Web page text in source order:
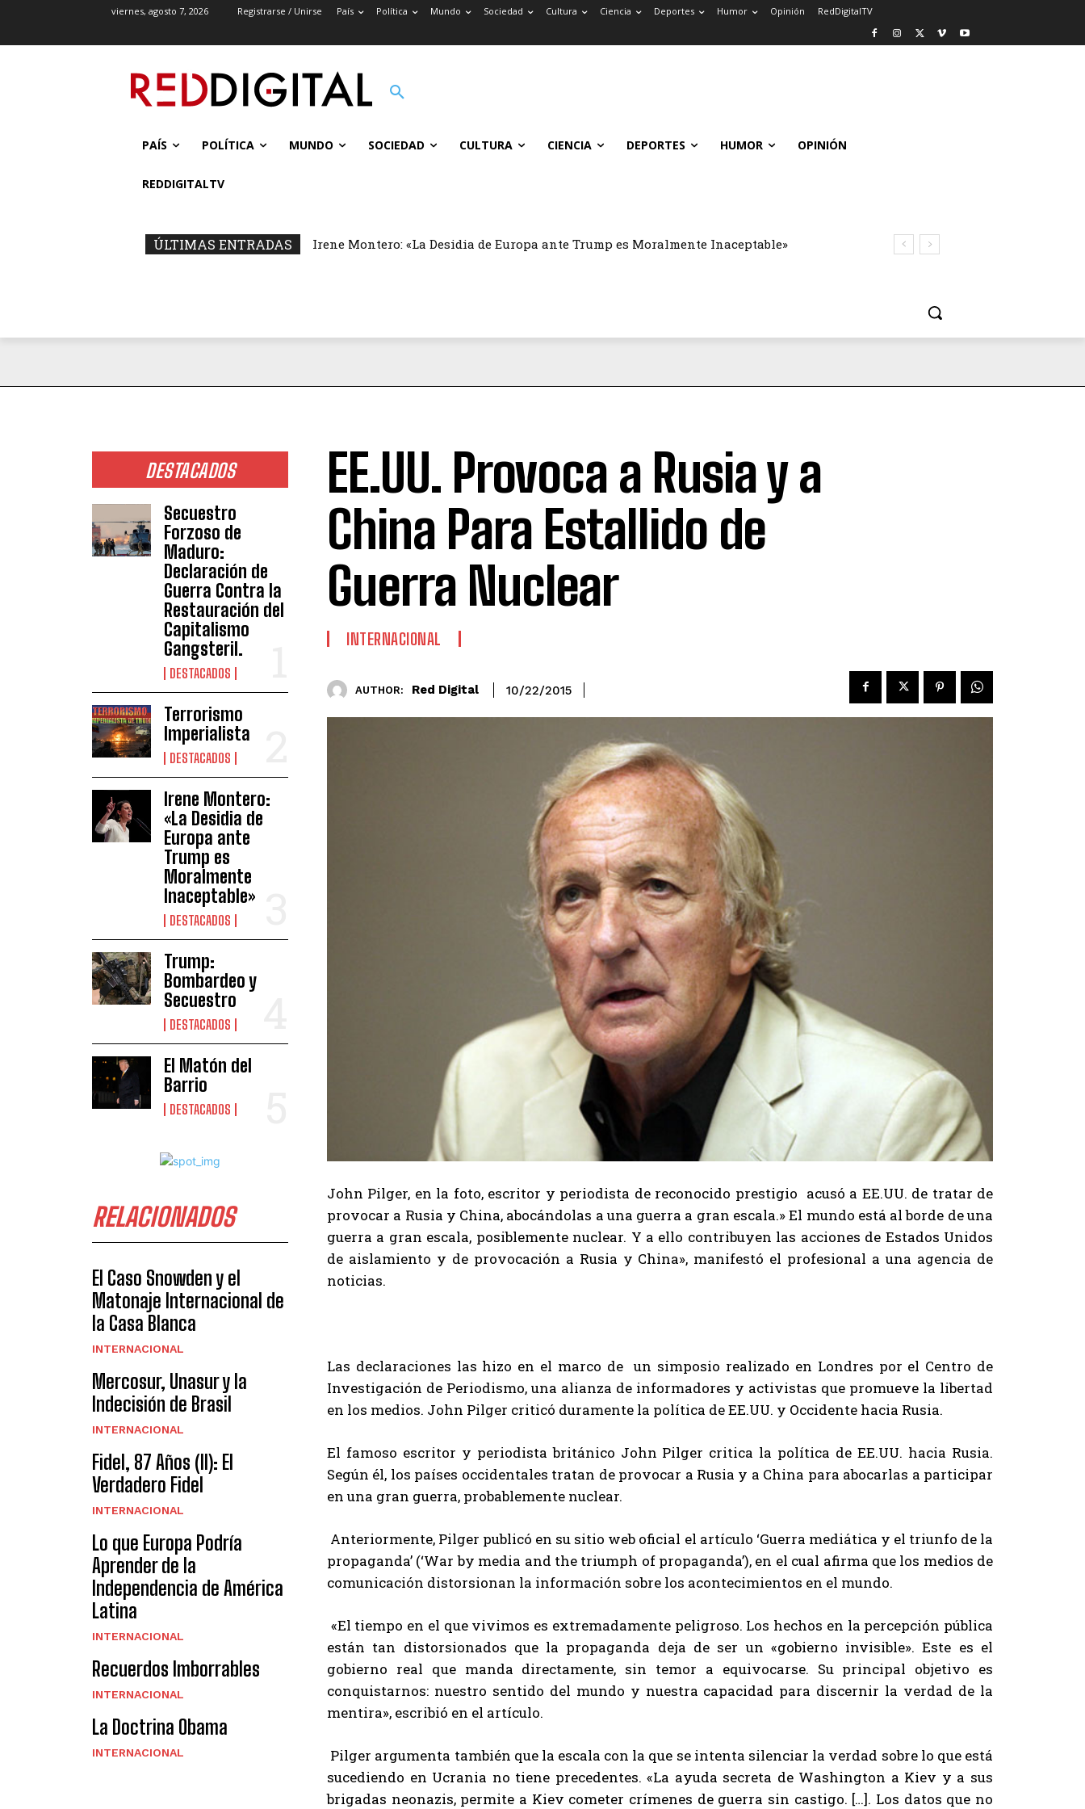
viernes, agosto 7, 2026 Registrarse / Unirse País Política Mundo Sociedad Cultura Ciencia Deportes Humor Opinión RedDigitalTV
PAÍS POLÍTICA MUNDO SOCIEDAD CULTURA CIENCIA DEPORTES HUMOR OPINIÓN
REDDIGITALTV
ÚLTIMAS ENTRADAS Irene Montero: «La Desidia de Europa ante Trump es Moralmente Inaceptable»
DESTACADOS
Secuestro
Forzoso de
Maduro:
Declaración de
Guerra Contra la
Restauración del
Capitalismo
Gangsteril.
DESTACADOS
Terrorismo
Imperialista
DESTACADOS
Irene Montero:
«La Desidia de
Europa ante
Trump es
Moralmente
Inaceptable»
DESTACADOS
Trump:
Bombardeo y
Secuestro
DESTACADOS
El Matón del
Barrio
DESTACADOS
RELACIONADOS
El Caso Snowden y el
Matonaje Internacional de
la Casa Blanca
INTERNACIONAL
Mercosur, Unasur y la
Indecisión de Brasil
INTERNACIONAL
Fidel, 87 Años (II): El
Verdadero Fidel
INTERNACIONAL
Lo que Europa Podría
Aprender de la
Independencia de América
Latina
INTERNACIONAL
Recuerdos Imborrables
INTERNACIONAL
La Doctrina Obama
INTERNACIONAL
EE.UU. Provoca a Rusia y a
China Para Estallido de
Guerra Nuclear
INTERNACIONAL
AUTHOR: Red Digital 10/22/2015
John Pilger, en la foto, escritor y periodista de reconocido prestigio acusó a EE.UU. de tratar de
provocar a Rusia y China, abocándolas a una guerra a gran escala.» El mundo está al borde de una
guerra a gran escala, posiblemente nuclear. Y a ello contribuyen las acciones de Estados Unidos
de aislamiento y de provocación a Rusia y China», manifestó el profesional a una agencia de
noticias.
Las declaraciones las hizo en el marco de un simposio realizado en Londres por el Centro de
Investigación de Periodismo, una alianza de informadores y activistas que promueve la libertad
en los medios. John Pilger criticó duramente la política de EE.UU. y Occidente hacia Rusia.
El famoso escritor y periodista británico John Pilger critica la política de EE.UU. hacia Rusia.
Según él, los países occidentales tratan de provocar a Rusia y a China para abocarlas a participar
en una gran guerra, probablemente nuclear.
Anteriormente, Pilger publicó en su sitio web oficial el artículo ‘Guerra mediática y el triunfo de la
propaganda’ (‘War by media and the triumph of propaganda’), en el cual afirma que los medios de
comunicación distorsionan la información sobre los acontecimientos en el mundo.
«El tiempo en el que vivimos es extremadamente peligroso. Los hechos en la percepción pública
están tan distorsionados que la propaganda deja de ser un «gobierno invisible». Este es el
gobierno real que manda directamente, sin temor a equivocarse. Su principal objetivo es
conquistarnos: nuestro sentido del mundo y nuestra capacidad para discernir la verdad de la
mentira», escribió en el artículo.
Pilger argumenta también que la escala con la que se intenta silenciar la verdad sobre lo que está
sucediendo en Ucrania no tiene precedentes. «La ayuda secreta de Washington a Kiev y a sus
brigadas neonazis, permite a Kiev cometer crímenes de guerra sin castigo. […]. Los datos que no